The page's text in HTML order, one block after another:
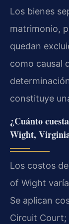
Los bienes
matrimonio,
quedan
como causal
constituye
¿Cuánto
Wight,
Los costos
of Wight
Se aplican
Circuit Court;